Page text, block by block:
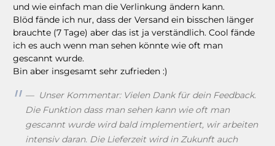
und wie einfach man die Verlinkung ändern kann.
Blöd fände ich nur, dass der Versand ein bisschen länger
brauchte (7 Tage) aber das ist ja verständlich. Cool fände
ich es auch wenn man sehen könnte wie oft man
gescannt wurde.
Bin aber insgesamt sehr zufrieden :)
Unser Kommentar: Vielen Dank für dein Feedback.
Die Funktion dass man sehen kann wie oft man
gescannt wurde wird bald implementiert, wir arbeiten
intensiv daran. Die Lieferzeit wird in Zukunft auch